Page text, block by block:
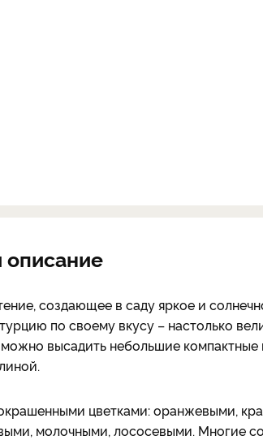
описание
создающее в саду яркое и
по своему вкусу – настолько
высадить небольшие компактные
цветками: оранжевыми,
молочными, лососевыми. Многие